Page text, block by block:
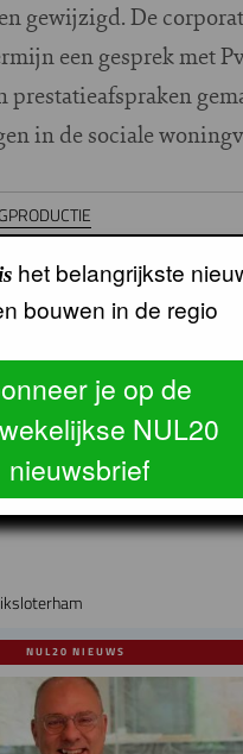
gewijzigd. De
een gesprek met
in de sociale
ARTIKELEN
NUL20 NIEUWS
het belangrijkste
bouwen in de regio
je op de
NUL20
nieuwsbrief